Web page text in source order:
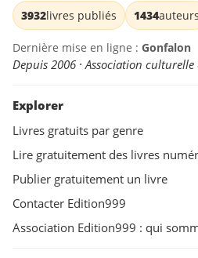
3932livres publiés 1434auteurs
Dernière mise en ligne : Gonfalon
Depuis 2006 · Association
Explorer
Livres gratuits par genre
Lire gratuitement des livres
Publier gratuitement un livre
Contacter Edition999
Association Edition999 : qui